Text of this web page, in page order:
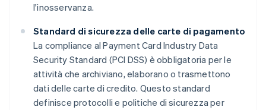
l'inosservanza.
Standard di sicurezza delle carte di pagamento
La compliance al Payment Card Industry Data
Security Standard (PCI DSS) è obbligatoria per le
attività che archiviano, elaborano o trasmettono
dati delle carte di credito. Questo standard
definisce protocolli e politiche di sicurezza per